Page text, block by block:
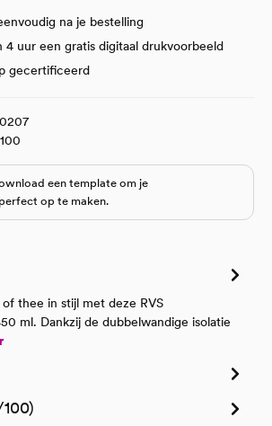
na je bestelling
4 uur een gratis digitaal drukvoorbeeld
gecertificeerd
een template om je
op te maken.
thee in stijl met deze RVS
ml. Dankzij de dubbelwandige isolatie